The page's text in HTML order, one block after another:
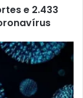
e 2.433